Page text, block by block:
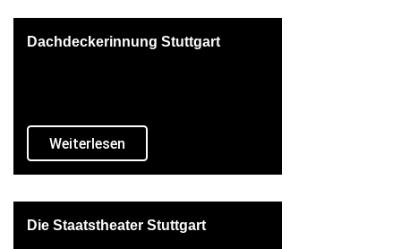
Dachdeckerinnung Stuttgart
Weiterlesen
Die Staatstheater Stuttgart